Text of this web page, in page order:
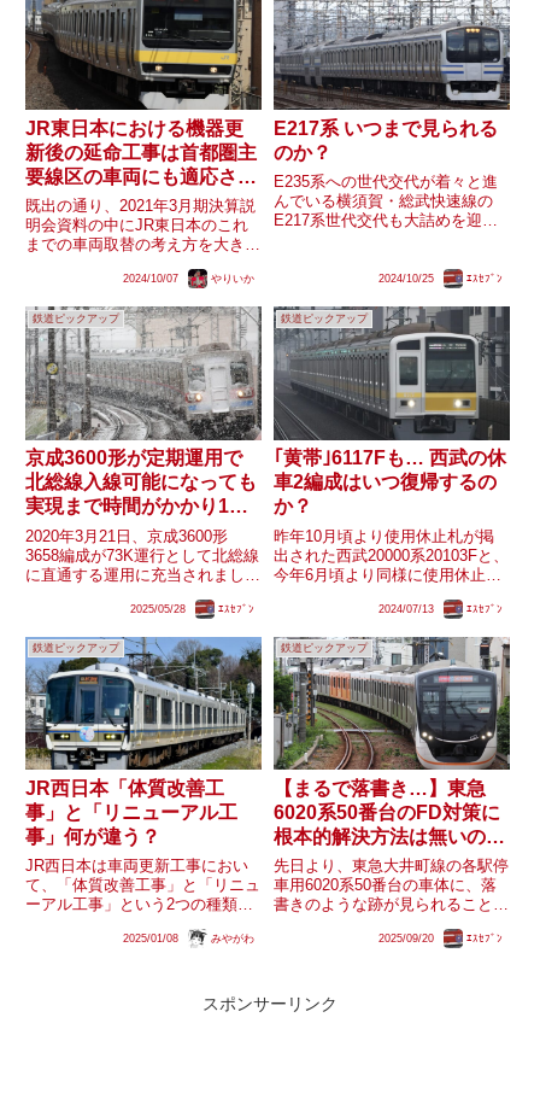
JR東日本における機器更
新後の延命工事は首都圏主
要線区の車両にも適応され
得るのか?
既出の通り、2021年3月期決算説
明会資料の中にJR東日本のこれ
までの車両取替の考え方を大きく
ます。「機器更新後の延命工事」
はその内の一つとして挙げられま
す。そして2022年度からはキハ
110系、2024年度よ...
2024/10/07 やりいか
E217系 いつまで見られる
のか？
E235系への世代交代が着々と進
んでいる横須賀・総武快速線の
E217系世代交代も大詰めを迎え
2024/10/25 ｴｽｾﾌﾞﾝ
鉄道ピックアップ
京成3600形が定期運用で
北総線入線可能になっても
実現まで時間がかかり1回
のみだった理由は？
2020年3月21日、京成3600形
3658編成が73K運行として北総線
に直通する運用に充当されまし
北総線へ入線していましたがそれ
ので、2020年3月21日に実現した
ものは純粋な定...
2025/05/28 ｴｽｾﾌﾞﾝ
鉄道ピックアップ
｢黄帯｣6117Fも… 西武の休
車2編成はいつ復帰するの
か？
昨年10月頃より使用休止札が掲
出された西武20000系20103Fと、
今年6月頃より同様に使用休止札
後者は｢西武有楽町線開通40周年
別なカラーリング車両で、注目が
高まって...
2024/07/13 ｴｽｾﾌﾞﾝ
鉄道ピックアップ
JR西日本「体質改善工
事」と「リニューアル工
事」何が違う？
JR西日本は車両更新工事におい
て、「体質改善工事」と「リニュ
ーアル工事」という2つの種類が
旧国鉄から継承した115系などの
系）出入口付近のスペー...
2025/01/08 みやがわ
鉄道ピックアップ
【まるで落書き…】東急
6020系50番台のFD対策に
根本的解決方法は無いの
か？
先日より、東急大井町線の各駅停
車用6020系50番台の車体に、落
書きのような跡が見られることが
電鉄によると、これは落書きでは
プレーの跡であるとのことで...
2025/09/20 ｴｽｾﾌﾞﾝ
スポンサーリンク